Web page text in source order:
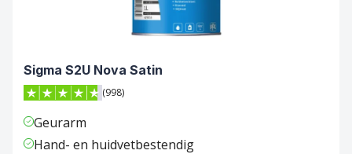
Sigma S2U Nova Satin
(998)
Geurarm
Hand- en huidvetbestendig